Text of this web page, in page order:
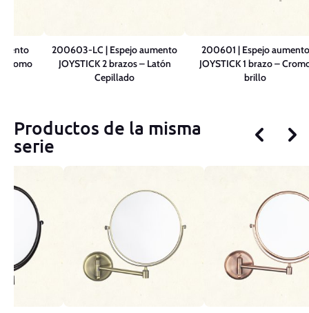
Cromo
200603-LC | Espejo aumento
JOYSTICK 2 brazos – Latón
Cepillado
200601 | Espejo aumento
JOYSTICK 1 brazo –
brillo
Productos de la misma
serie